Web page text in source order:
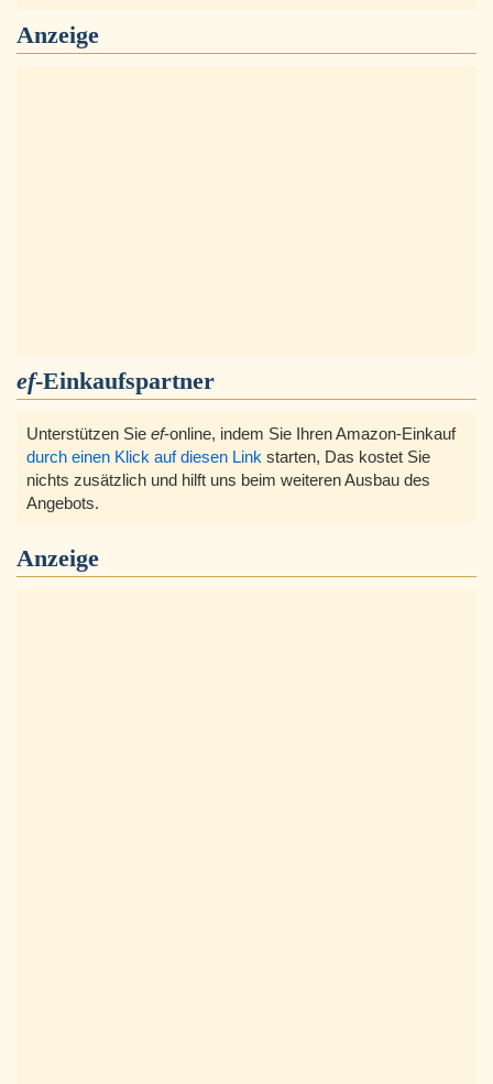
Anzeige
ef-Einkaufspartner
Unterstützen Sie ef-online, indem Sie Ihren Amazon-Einkauf
durch einen Klick auf diesen Link starten, Das kostet Sie
nichts zusätzlich und hilft uns beim weiteren Ausbau des
Angebots.
Anzeige